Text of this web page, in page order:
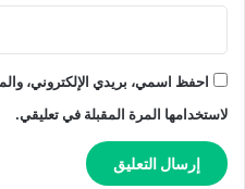
احفظ اسمي، بريدي الإلكتروني،
لاستخدامها المرة المقبلة في تعليقي.